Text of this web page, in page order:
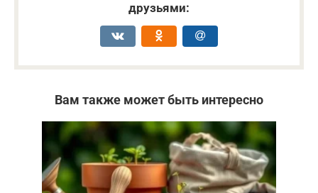
друзьями:
Вам также может быть интересно